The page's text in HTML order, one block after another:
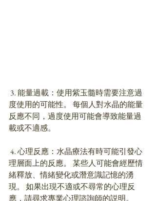
度使用的可能性。 每個人對水晶的能量
反應不同，過度使用可能會導致能量過
載或不適感。
理層面上的反應。 某些人可能會經歷情
緒釋放、情緒變化或潛意識記憶的湧
現。 如果出現不適或不尋常的心理反
應，請尋求專業心理諮詢師的説明。